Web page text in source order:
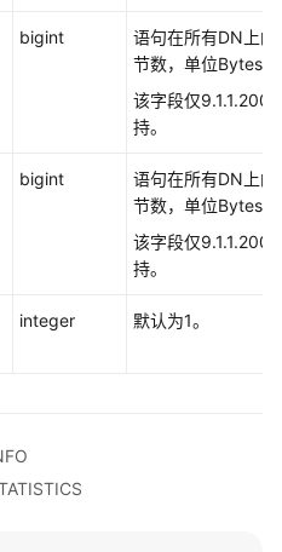
bigint
语句在所有DN上
节数，单位Bytes。
该字段仅9.1.1.200
持。
bigint
语句在所有DN上
节数，单位Bytes。
该字段仅9.1.1.200
持。
integer 默认为1。